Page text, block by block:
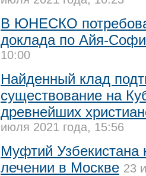
В ЮНЕСКО
доклада по Айя-
10:00
Найденный клад
существование на
древнейших
июля 2021 года, 15:56
Муфтий Узбекистана
лечении в Москве 23